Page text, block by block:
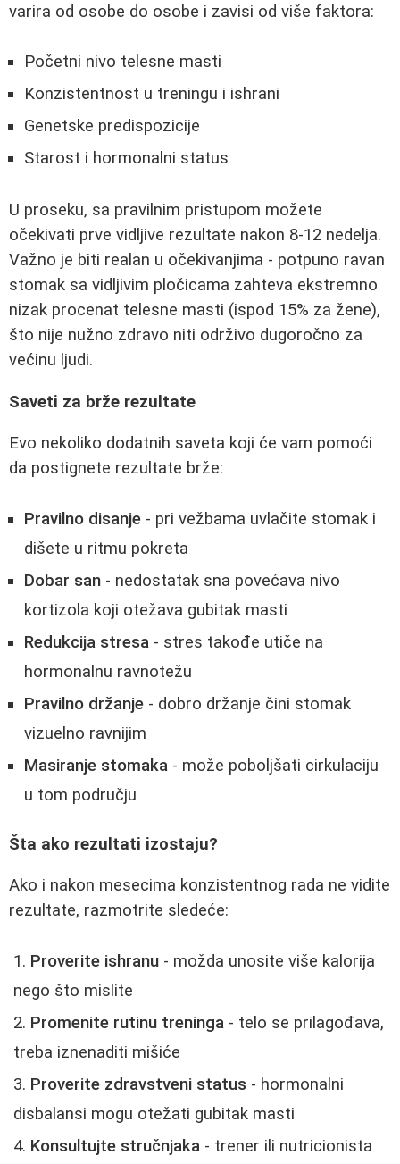
varira od osobe do osobe i zavisi od više faktora:
Početni nivo telesne masti
Konzistentnost u treningu i ishrani
Genetske predispozicije
Starost i hormonalni status
U proseku, sa pravilnim pristupom možete
očekivati prve vidljive rezultate nakon 8-12 nedelja.
Važno je biti realan u očekivanjima - potpuno ravan
stomak sa vidljivim pločicama zahteva ekstremno
nizak procenat telesne masti (ispod 15% za žene),
što nije nužno zdravo niti održivo dugoročno za
većinu ljudi.
Saveti za brže rezultate
Evo nekoliko dodatnih saveta koji će vam pomoći
da postignete rezultate brže:
Pravilno disanje - pri vežbama uvlačite stomak i
dišete u ritmu pokreta
Dobar san - nedostatak sna povećava nivo
kortizola koji otežava gubitak masti
Redukcija stresa - stres takođe utiče na
hormonalnu ravnotežu
Pravilno držanje - dobro držanje čini stomak
vizuelno ravnijim
Masiranje stomaka - može poboljšati cirkulaciju
u tom području
Šta ako rezultati izostaju?
Ako i nakon mesecima konzistentnog rada ne vidite
rezultate, razmotrite sledeće:
Proverite ishranu - možda unosite više kalorija
nego što mislite
Promenite rutinu treninga - telo se prilagođava,
treba iznenaditi mišiće
Proverite zdravstveni status - hormonalni
disbalansi mogu otežati gubitak masti
Konsultujte stručnjaka - trener ili nutricionista